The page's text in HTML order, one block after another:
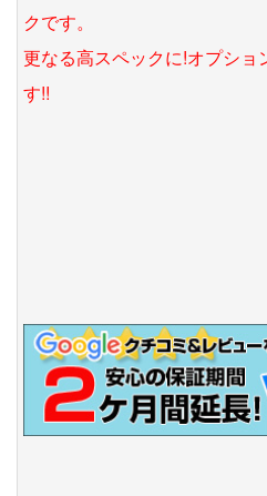
クです。
更なる高スペックに!オプショ
す!!